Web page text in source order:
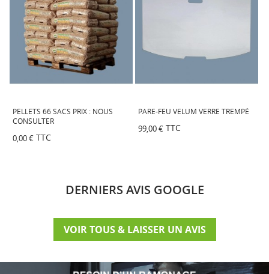
PELLETS 66 SACS PRIX : NOUS
CONSULTER
0,00 € TTC
PARE-FEU VELUM VERRE TREMPÉ
99,00 €TTC
DERNIERS AVIS GOOGLE
VOIR TOUS & LAISSER UN AVIS